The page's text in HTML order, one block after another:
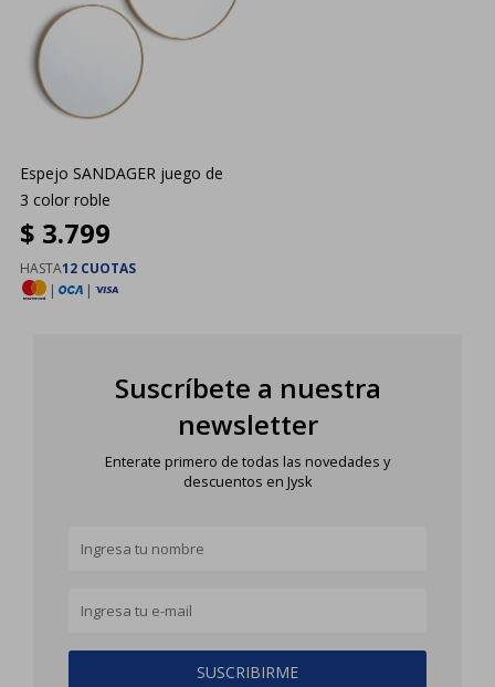
Espejo SANDAGER juego de
3 color roble
$ 3.799
HASTA12 CUOTAS
|
|
Suscríbete a nuestra
newsletter
Enterate primero de todas las novedades y
descuentos en Jysk
SUSCRIBIRME